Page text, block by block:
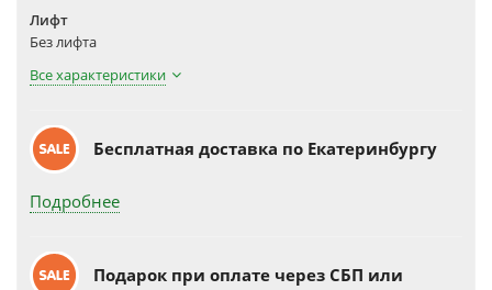
Лифт
Без лифта
Все характеристики
Бесплатная доставка по Екатеринбургу
Подробнее
Подарок при оплате через СБП или